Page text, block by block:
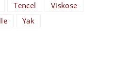
Tencel
Viskose
Yak